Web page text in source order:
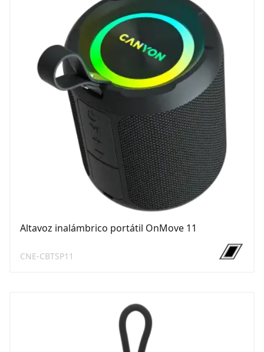
Altavoz inalámbrico portátil OnMove 11
CNE-CBTSP11